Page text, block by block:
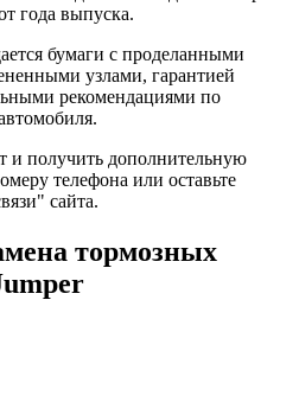
года выпуска.
бумаги с проделанными
узлами, гарантией
рекомендациями по
и получить дополнительную
телефона или оставьте
сайта.
тормозных